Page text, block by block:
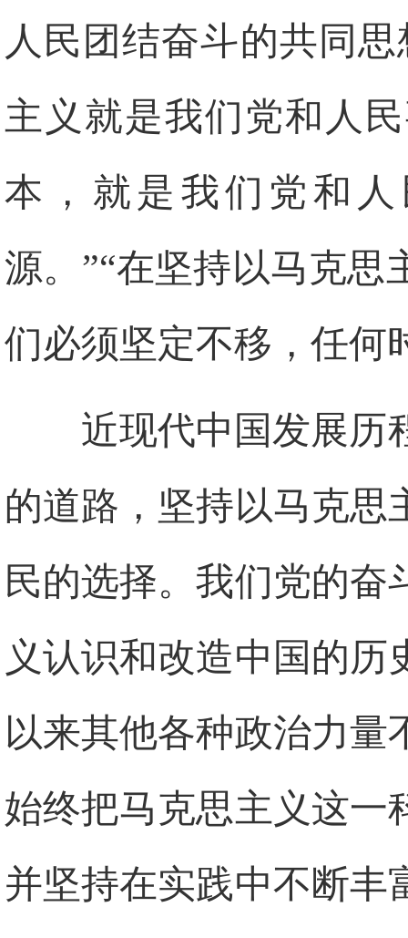
人民团结奋斗的共同
主义就是我们党和人
本，就是我们党和
源。”“在坚持以马克思
们必须坚定不移，任何
近现代中国发展历
的道路，坚持以马克思
民的选择。我们党的奋
义认识和改造中国的
以来其他各种政治力量
始终把马克思主义这一
并坚持在实践中不断丰